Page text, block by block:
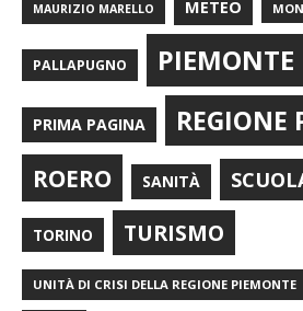
MAURIZIO MARELLO METEO
PALLAPUGNO PIEMONTE
PRIMA PAGINA REGIONE
ROERO SANITÀ
TORINO TURISMO
UNITÀ DI CRISI DELLA REGIONE PIEMONTE